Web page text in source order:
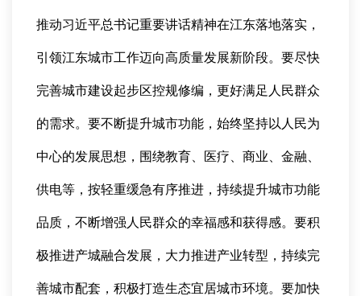
推动习近平总书记重要讲话精神在江东落地落实，
引领江东城市工作迈向高质量发展新阶段。要尽快
完善城市建设起步区控规修编，更好满足人民群众
的需求。要不断提升城市功能，始终坚持以人民为
中心的发展思想，围绕教育、医疗、商业、金融、
供电等，按轻重缓急有序推进，持续提升城市功能
品质，不断增强人民群众的幸福感和获得感。要积
极推进产城融合发展，大力推进产业转型，持续完
善城市配套，积极打造生态宜居城市环境。要加快